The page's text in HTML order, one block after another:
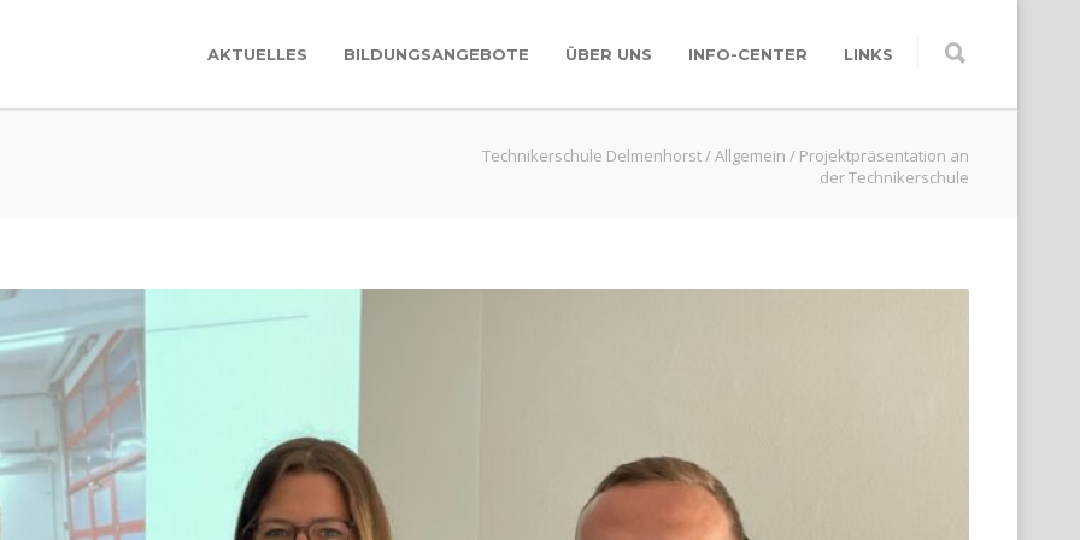
AKTUELLES BILDUNGSANGEBOTE ÜBER UNS INFO-CENTER LINKS
Technikerschule Delmenhorst/Allgemein / Projektpräsentation an
der Technikerschule